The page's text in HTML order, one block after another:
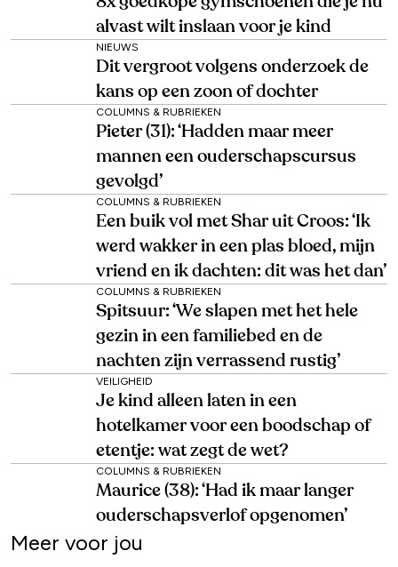
alvast wilt inslaan voor je kind
NIEUWS
Dit vergroot volgens onderzoek de
kans op een zoon of dochter
COLUMNS & RUBRIEKEN
Pieter (31): ‘Hadden maar meer
mannen een ouderschapscursus
gevolgd’
COLUMNS & RUBRIEKEN
Een buik vol met Shar uit Croos: ‘Ik
werd wakker in een plas bloed, mijn
vriend en ik dachten: dit was het dan’
COLUMNS & RUBRIEKEN
Spitsuur: ‘We slapen met het hele
gezin in een familiebed en de
nachten zijn verrassend rustig’
VEILIGHEID
Je kind alleen laten in een
hotelkamer voor een boodschap of
etentje: wat zegt de wet?
COLUMNS & RUBRIEKEN
Maurice (38): ‘Had ik maar langer
ouderschapsverlof opgenomen’
Meer voor jou